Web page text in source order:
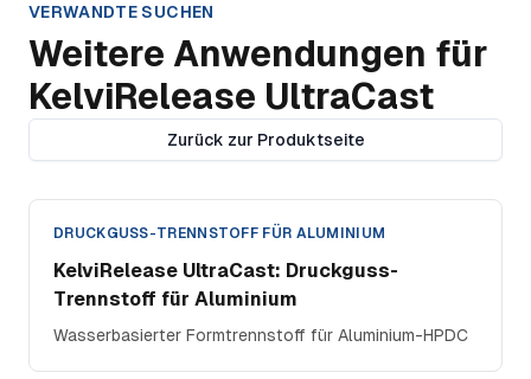
VERWANDTE SUCHEN
Weitere Anwendungen für
KelviRelease UltraCast
Zurück zur Produktseite
DRUCKGUSS-TRENNSTOFF FÜR ALUMINIUM
KelviRelease UltraCast: Druckguss-
Trennstoff für Aluminium
Wasserbasierter Formtrennstoff für Aluminium-HPDC